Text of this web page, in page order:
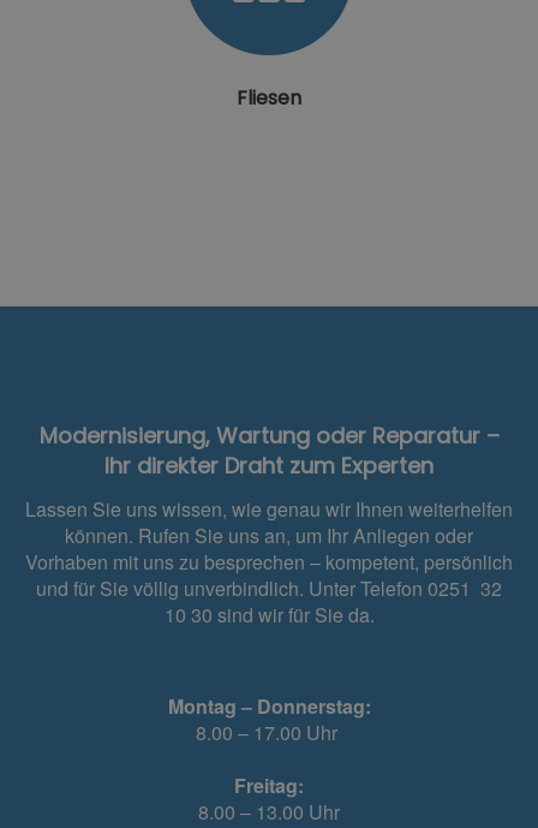
Fliesen
Modernisierung, Wartung oder Reparatur –
Ihr direkter Draht zum Experten
Lassen Sie uns wissen, wie genau wir Ihnen weiterhelfen
können. Rufen Sie uns an, um Ihr Anliegen oder
Vorhaben mit uns zu besprechen – kompetent, persönlich
und für Sie völlig unverbindlich. Unter Telefon 0251 32
10 30 sind wir für Sie da.
Montag – Donnerstag:
8.00 – 17.00 Uhr
Freitag:
8.00 – 13.00 Uhr